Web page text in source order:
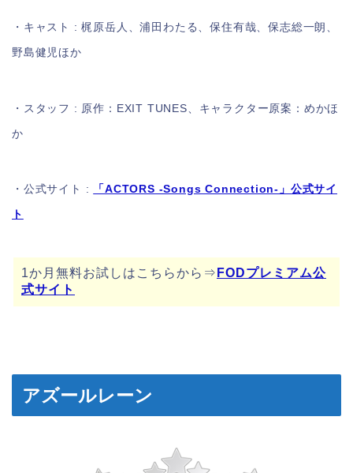
・キャスト : 梶原岳人、浦田わたる、保住有哉、保志総一朗、
野島健児ほか
・スタッフ : 原作：EXIT TUNES、キャラクター原案：めかほ
か
・公式サイト :
「ACTORS -Songs Connection-」公式サイ
ト
1か月無料お試しはこちらから⇒ FODプレミアム公
式サイト
アズールレーン